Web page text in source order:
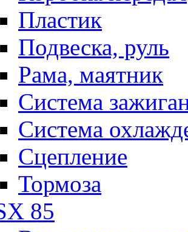
Пластик
Подвеска, руль
Рама, маятник
Система
Система
Сцепление
Тормоза
85